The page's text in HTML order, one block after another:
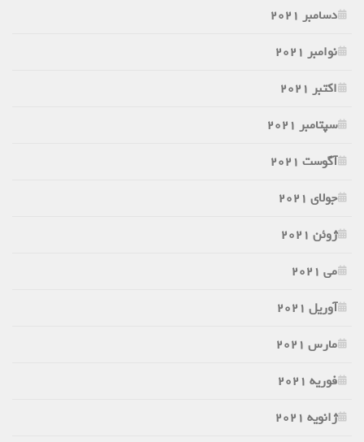
دسامبر 2021
نوامبر 2021
اکتبر 2021
سپتامبر 2021
آگوست 2021
جولای 2021
ژوئن 2021
می 2021
آوریل 2021
مارس 2021
فوریه 2021
ژانویه 2021